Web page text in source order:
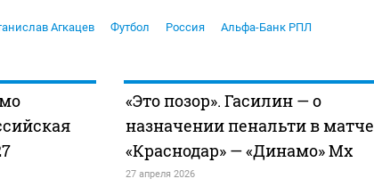
Агкацев Футбол Россия
Альфа-Банк РПЛ
«Это позор». Гасилин — о
назначении пенальти в матче
«Краснодар» — «Динамо» Мх
27 апреля 2026